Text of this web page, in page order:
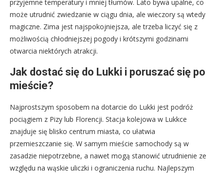
przyjemne temperatury i mniej tłumów. Lato bywa upalne, co
może utrudnić zwiedzanie w ciągu dnia, ale wieczory są wtedy
magiczne. Zima jest najspokojniejsza, ale trzeba liczyć się z
możliwością chłodniejszej pogody i krótszymi godzinami
otwarcia niektórych atrakcji.
Jak dostać się do Lukki i poruszać się po
mieście?
Najprostszym sposobem na dotarcie do Lukki jest podróż
pociągiem z Pizy lub Florencji. Stacja kolejowa w Lukkce
znajduje się blisko centrum miasta, co ułatwia
przemieszczanie się. W samym mieście samochody są w
zasadzie niepotrzebne, a nawet mogą stanowić utrudnienie ze
względu na wąskie uliczki i ograniczenia ruchu. Najlepszym